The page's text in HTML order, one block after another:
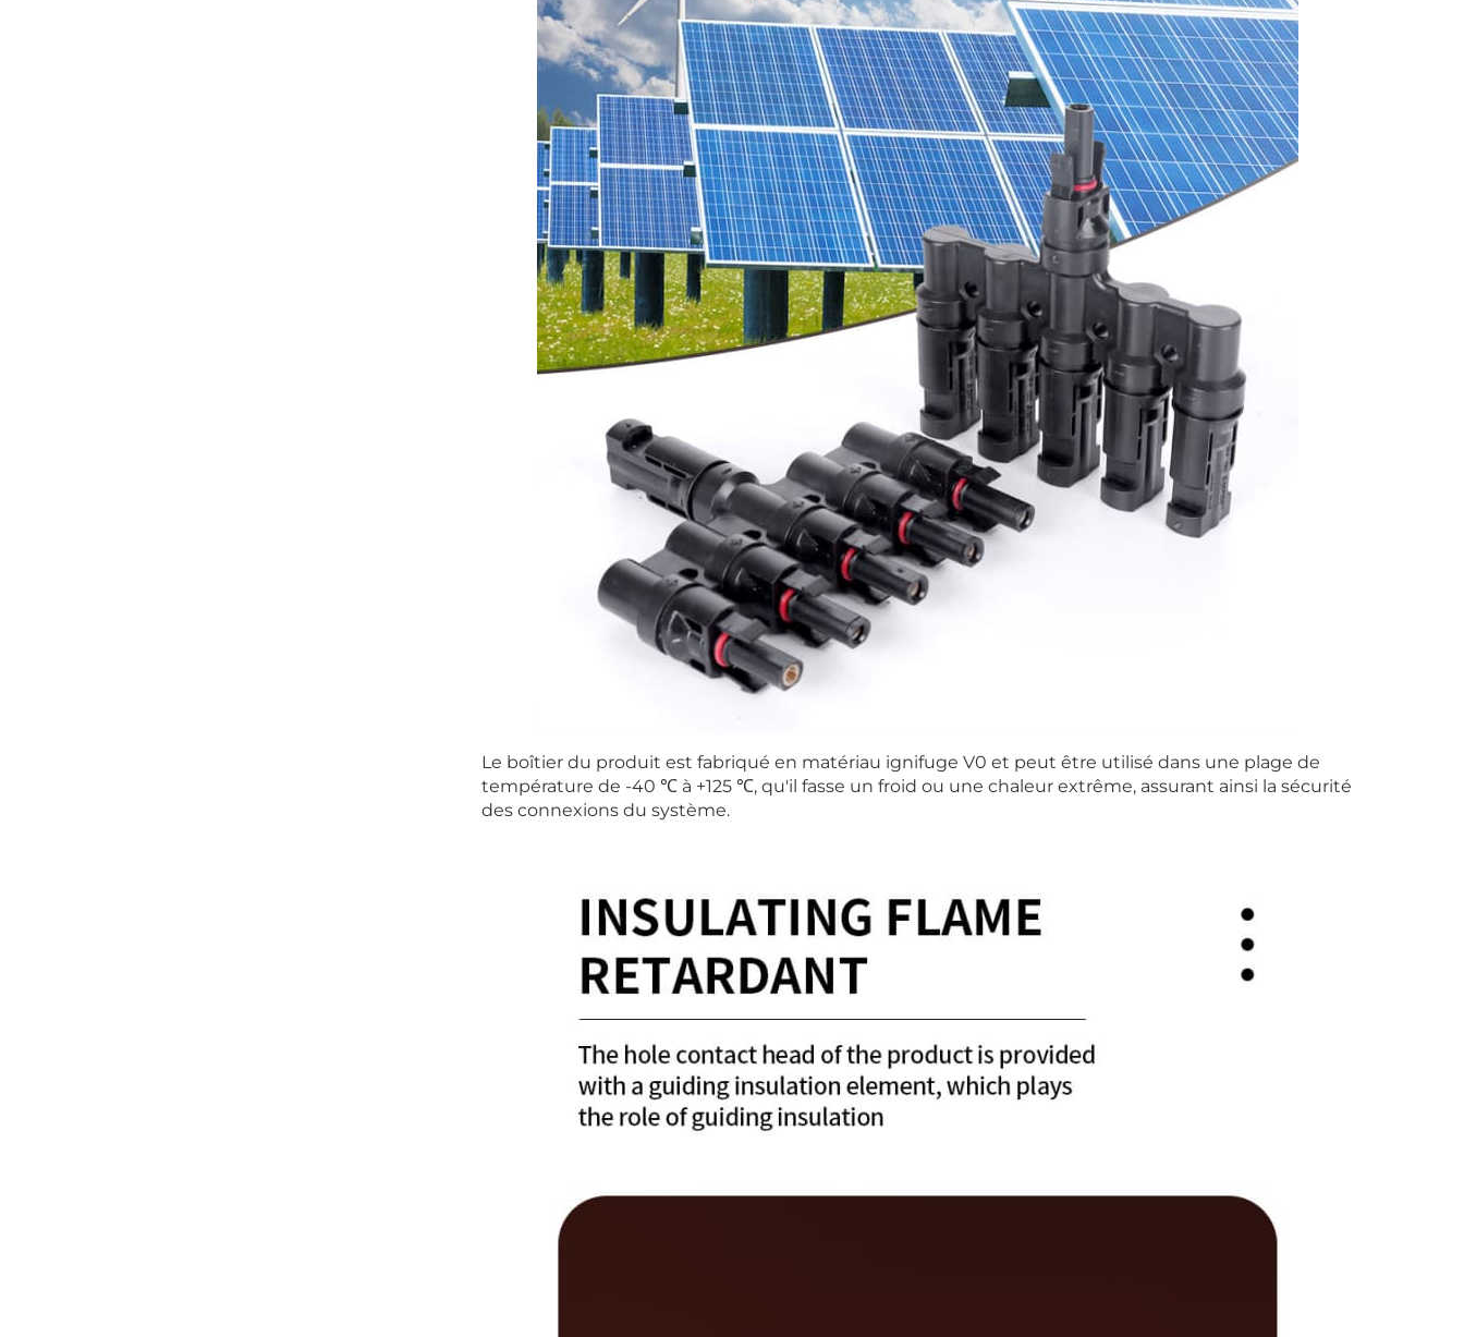
Le boîtier du produit est fabriqué en matériau ignifuge V0 et peut être utilisé dans une plage de
température de -40 ℃ à +125 ℃, qu'il fasse un froid ou une chaleur extrême, assurant ainsi la sécurité
des connexions du système.